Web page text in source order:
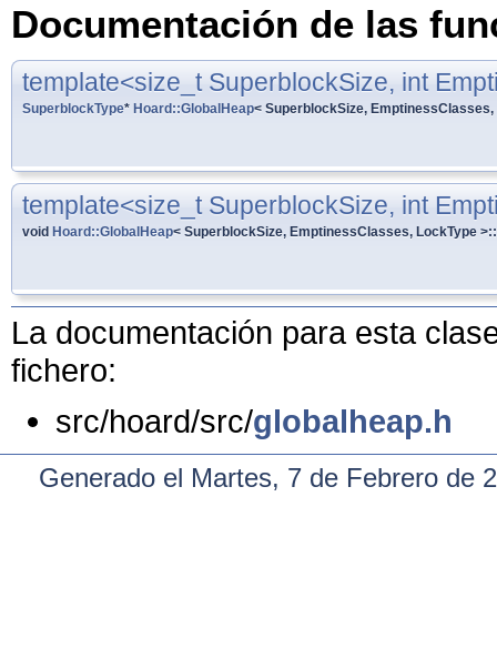
Documentación de las
template<size_t SuperblockSize, int
SuperblockType* Hoard::GlobalHeap< SuperblockSize,
template<size_t SuperblockSize, int
void Hoard::GlobalHeap< SuperblockSize, EmptinessClasses, LockType
La documentación para esta
fichero:
src/hoard/src/globalheap.h
Generado el Martes, 7 de Febrero de